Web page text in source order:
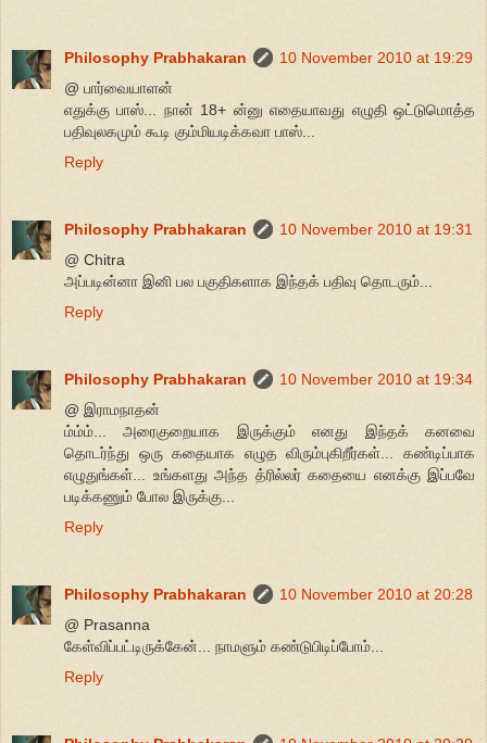
Philosophy Prabhakaran
10 November 2010 at 19:29
@ பார்வையாளன்
எதுக்கு பாஸ்... நான் 18+ ன்னு எதையாவது எழுதி ஒட்டுமொத்த
பதிவுலகமும் கூடி கும்மியடிக்கவா பாஸ்...
Reply
Philosophy Prabhakaran
10 November 2010 at 19:31
@ Chitra
அப்படின்னா இனி பல பகுதிகளாக இந்தக் பதிவு தொடரும்...
Reply
Philosophy Prabhakaran
10 November 2010 at 19:34
@ இராமநாதன்
ம்ம்ம்... அரைகுறையாக இருக்கும் எனது இந்தக் கனவை
தொடர்ந்து ஒரு கதையாக எழுத விரும்புகிறீர்கள்... கண்டிப்பாக
எழுதுங்கள்... உங்களது அந்த த்ரில்லர் கதையை எனக்கு இப்பவே
படிக்கணும் போல இருக்கு...
Reply
Philosophy Prabhakaran
10 November 2010 at 20:28
@ Prasanna
கேள்விப்பட்டிருக்கேன்... நாமளும் கண்டுபிடிப்போம்...
Reply